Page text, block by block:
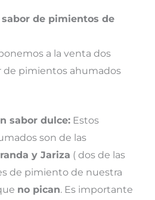
de pimientos de
a la venta dos
de pimientos ahumados
sabor dulce: Estos
son de las
y Jariza ( dos de las
de pimiento de nuestra
no pican. Es importante